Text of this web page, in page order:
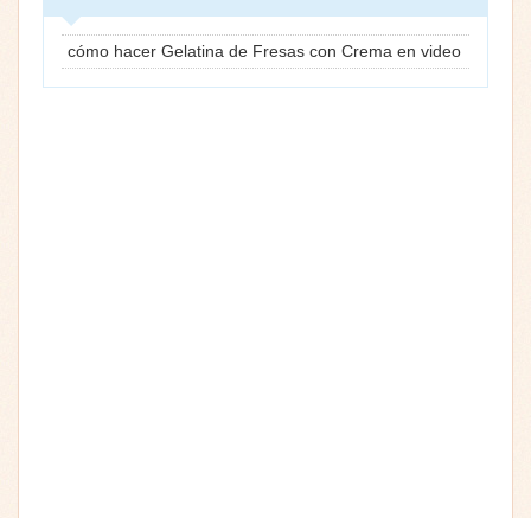
cómo hacer Gelatina de Fresas con Crema en video